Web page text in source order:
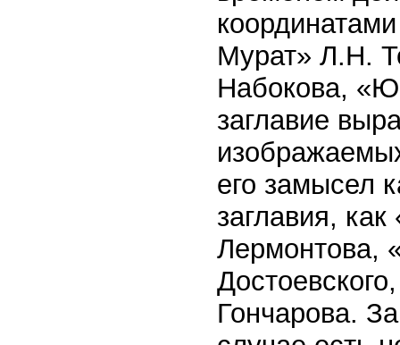
Мурат» Л.Н.
Набокова,
заглавие
его замысел
заглавия,
Лермонтова,
Гончарова.